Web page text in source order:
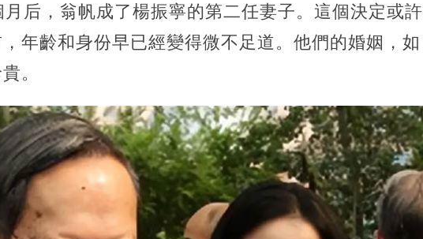
后，翁帆成了楊振寧的第二任妻子。這個決定或許
年齡和身份早已經變得微不足道。他們的婚姻，如
。